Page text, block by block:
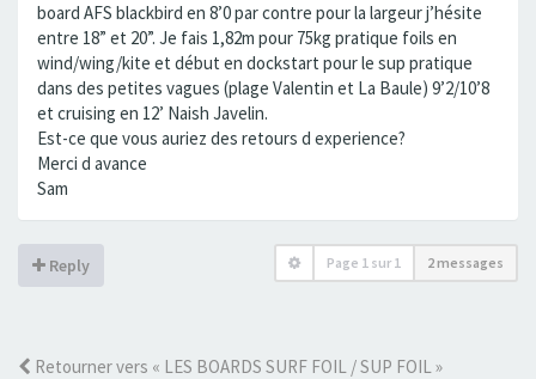
board AFS blackbird en 8’0 par contre pour la largeur j’hésite
entre 18” et 20”. Je fais 1,82m pour 75kg pratique foils en
wind/wing/kite et début en dockstart pour le sup pratique
dans des petites vagues (plage Valentin et La Baule) 9’2/10’8
et cruising en 12’ Naish Javelin.
Est-ce que vous auriez des retours d experience?
Merci d avance
Sam
Reply Page 1 sur 1 2 messages
Retourner vers « LES BOARDS SURF FOIL / SUP FOIL »